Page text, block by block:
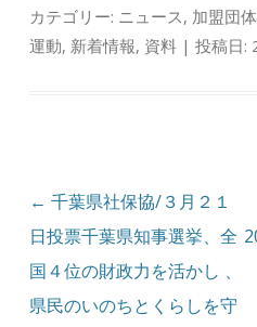
カテゴリー: ニュース, 加盟団
運動, 新着情報, 資料 | 投稿日:
投稿ナビゲーション
← 千葉県社保協/３月２１
日投票千葉県知事選挙、全
国４位の財政力を活かし 、
県民のいのちとくらしを守